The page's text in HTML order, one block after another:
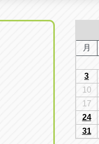
058-379-0525
アップル大垣IC
0584-87-0200
アップル各務原店
岐阜県各務原市各務
月
3
10
17
24
31